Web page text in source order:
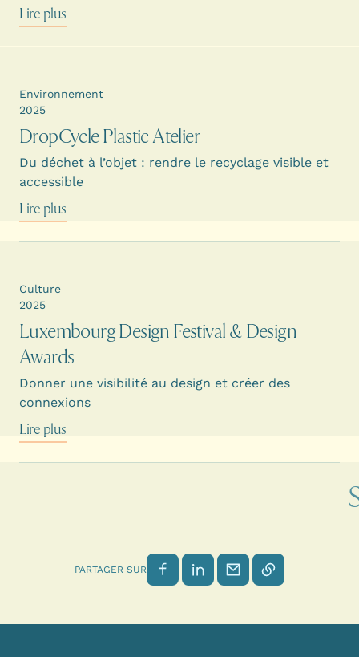
Lire plus
DropCycle Plastic Atelier
Du déchet à l’objet : rendre le recyclage visible et
accessible
Environnement
2025
Lire plus
Luxembourg Design Festival & Design
Awards
Donner une visibilité au design et créer des
connexions
Culture
2025
Lire plus
PARTAGER SUR Partager sur Facebook
Partager sur LinkedIn
Envoyer par email
Copier le lien